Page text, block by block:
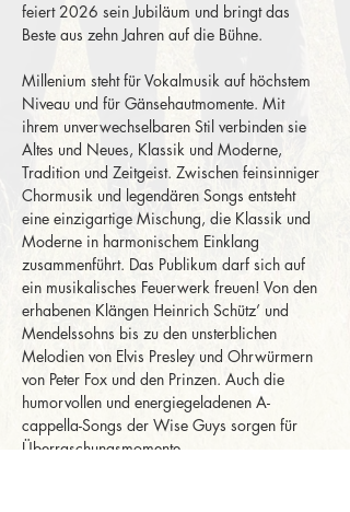
feiert 2026 sein Jubiläum und bringt das
Beste aus zehn Jahren auf die Bühne.
Millenium steht für Vokalmusik auf höchstem
Niveau und für Gänsehautmomente. Mit
ihrem unverwechselbaren Stil verbinden sie
Altes und Neues, Klassik und Moderne,
Tradition und Zeitgeist. Zwischen feinsinniger
Chormusik und legendären Songs entsteht
eine einzigartige Mischung, die Klassik und
Moderne in harmonischem Einklang
zusammenführt. Das Publikum darf sich auf
ein musikalisches Feuerwerk freuen! Von den
erhabenen Klängen Heinrich Schütz’ und
Mendelssohns bis zu den unsterblichen
Melodien von Elvis Presley und Ohrwürmern
von Peter Fox und den Prinzen. Auch die
humorvollen und energiegeladenen A-
cappella-Songs der Wise Guys sorgen für
Überraschungsmomente.